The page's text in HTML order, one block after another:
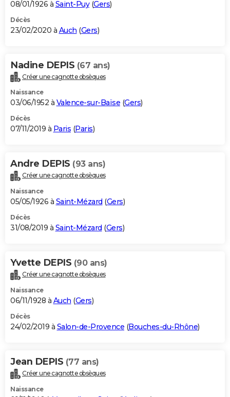
08/01/1926 à Saint-Puy(Gers)
Décès
23/02/2020 à Auch (Gers)
Nadine DEPIS (67 ans)
Créer une cagnotte obsèques
Naissance
03/06/1952 à Valence-sur-Baïse (Gers)
Décès
07/11/2019 à Paris (Paris)
Andre DEPIS (93 ans)
Créer une cagnotte obsèques
Naissance
05/05/1926 à Saint-Mézard (Gers)
Décès
31/08/2019 à Saint-Mézard (Gers)
Yvette DEPIS (90 ans)
Créer une cagnotte obsèques
Naissance
06/11/1928 à Auch (Gers)
Décès
24/02/2019 à Salon-de-Provence (Bouches-du-Rhône)
Jean DEPIS (77 ans)
Créer une cagnotte obsèques
Naissance